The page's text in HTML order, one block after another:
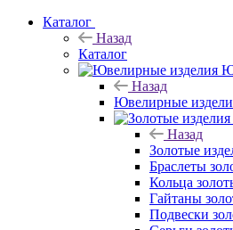
Каталог
Назад
Каталог
Назад
Ювелирные
Назад
Золотые
Браслеты
Кольца
Гайтаны
Подвески